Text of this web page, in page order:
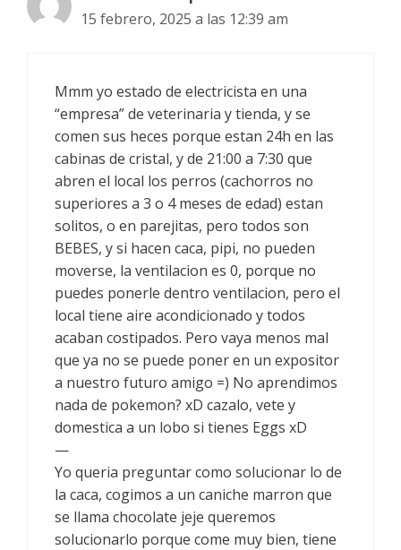
15 febrero, 2025 a las 12:39 am
Mmm yo estado de electricista en una
“empresa” de veterinaria y tienda, y se
comen sus heces porque estan 24h en las
cabinas de cristal, y de 21:00 a 7:30 que
abren el local los perros (cachorros no
superiores a 3 o 4 meses de edad) estan
solitos, o en parejitas, pero todos son
BEBES, y si hacen caca, pipi, no pueden
moverse, la ventilacion es 0, porque no
puedes ponerle dentro ventilacion, pero el
local tiene aire acondicionado y todos
acaban costipados. Pero vaya menos mal
que ya no se puede poner en un expositor
a nuestro futuro amigo =) No aprendimos
nada de pokemon? xD cazalo, vete y
domestica a un lobo si tienes Eggs xD
—
Yo queria preguntar como solucionar lo de
la caca, cogimos a un caniche marron que
se llama chocolate jeje queremos
solucionarlo porque come muy bien, tiene